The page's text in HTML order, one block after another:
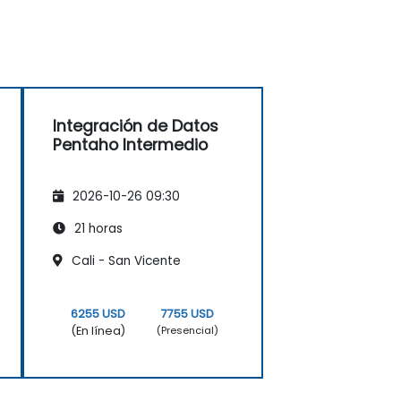
Integración de Datos
Pentaho Intermedio
2026-10-26 09:30
21 horas
Cali - San Vicente
6255 USD
(En línea)
7755 USD
(Presencial)